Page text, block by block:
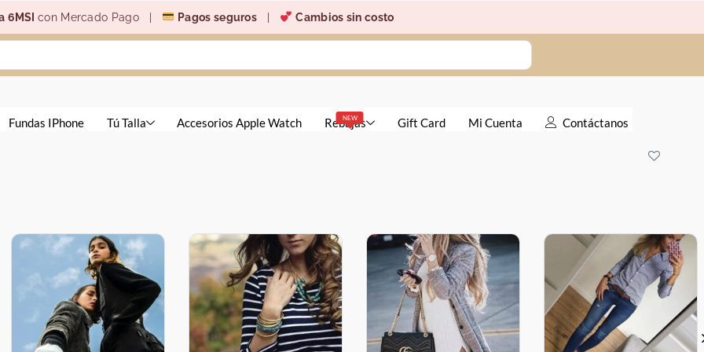
6MSIcon Mercado Pago | Pagos seguros Cambios sin costo
Fundas IPhone Tú Talla Accesorios Apple Watch NEW
Rebajas Gift Card Mi Cuenta Contáctanos